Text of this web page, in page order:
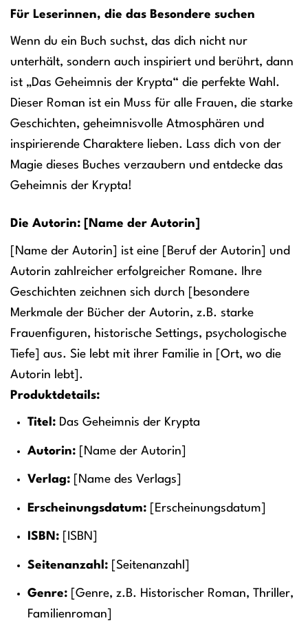
Für Leserinnen, die das Besondere suchen
Wenn du ein Buch suchst, das dich nicht nur
unterhält, sondern auch inspiriert und berührt, dann
ist „Das Geheimnis der Krypta“ die perfekte Wahl.
Dieser Roman ist ein Muss für alle Frauen, die starke
Geschichten, geheimnisvolle Atmosphären und
inspirierende Charaktere lieben. Lass dich von der
Magie dieses Buches verzaubern und entdecke das
Geheimnis der Krypta!
Die Autorin: [Name der Autorin]
[Name der Autorin] ist eine [Beruf der Autorin] und
Autorin zahlreicher erfolgreicher Romane. Ihre
Geschichten zeichnen sich durch [besondere
Merkmale der Bücher der Autorin, z.B. starke
Frauenfiguren, historische Settings, psychologische
Tiefe] aus. Sie lebt mit ihrer Familie in [Ort, wo die
Autorin lebt].
Produktdetails:
Titel:Das Geheimnis der Krypta
Autorin:[Name der Autorin]
Verlag:[Name des Verlags]
Erscheinungsdatum:[Erscheinungsdatum]
ISBN:[ISBN]
Seitenanzahl:[Seitenanzahl]
Genre:[Genre, z.B. Historischer Roman, Thriller,
Familienroman]